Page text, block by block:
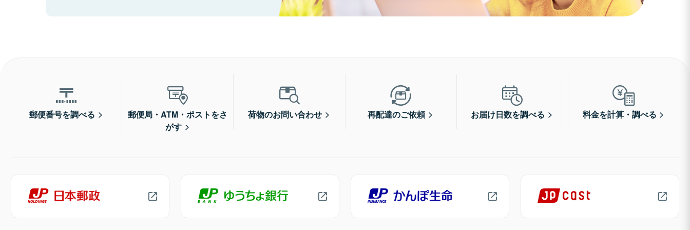
郵便番号を調べる
郵便局・ATM・ポストをさ
がす
荷物のお問い合わせ 再配達のご依頼 お届け日数を調べる 料金を計算・調べる